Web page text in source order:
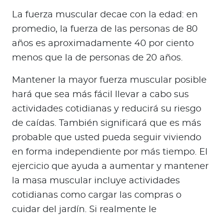
La fuerza muscular decae con la edad: en
promedio, la fuerza de las personas de 80
años es aproximadamente 40 por ciento
menos que la de personas de 20 años.
Mantener la mayor fuerza muscular posible
hará que sea más fácil llevar a cabo sus
actividades cotidianas y reducirá su riesgo
de caídas. También significará que es más
probable que usted pueda seguir viviendo
en forma independiente por más tiempo. El
ejercicio que ayuda a aumentar y mantener
la masa muscular incluye actividades
cotidianas como cargar las compras o
cuidar del jardín. Si realmente le